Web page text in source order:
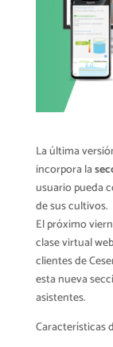
La última
incorpora la
usuario pueda
de sus cultivos.
El próximo
clase virtual
clientes de
esta nueva
asistentes.
Características